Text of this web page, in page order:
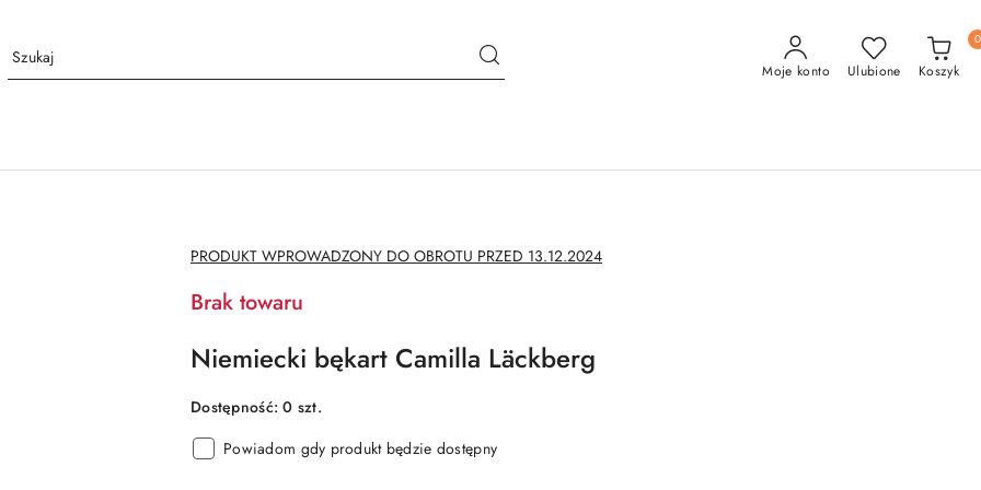
Moje konto Ulubione Koszyk
0
NAZWA
PRODUCENTA:
PRODUKT WPROWADZONY DO OBROTU PRZED 13.12.2024
Brak towaru
Niemiecki bękart Camilla Läckberg
Dostępność:0 szt.
Powiadom gdy produkt będzie dostępny